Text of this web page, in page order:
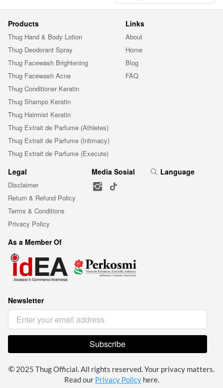
Products
Thug Hand & Body Lotion
Thug Deodorant Spray
Thug Facewash Brightening
Thug Facewash Acne
Thug Conditioner Keratin
Thug Shampo Keratin
Thug Hairmist Keratin
Thug Extrait de Parfume (Athletes)
Thug Extrait de Parfume (Intimacy)
Thug Extrait de Parfume (Execute)
Links
About
Home
Blog
FAQ
Legal
Disclaimer
Return & Refund Policy
Terms & Conditions
Privacy Policy
Media Sosial Language
As a Member Of
Newsletter
`
Subscribe
2025 Thug Official. All rights reserved. Your privacy matters.
Read our Privacy Policy here.